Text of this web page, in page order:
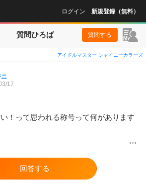
ログイン 新規登録（無料）
質問ひろば 質問する
アイドルマスター シャイニーカラーズ
17
！って思われる称号って何があります
回答する